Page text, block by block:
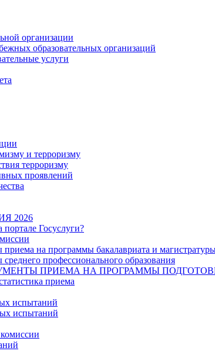
организации
образовательных организаций
услуги
и терроризму
терроризму
проявлений
2026
Госуслуги?
на программы бакалавриата и
профессионального образования
ПРИЕМА НА ПРОГРАММЫ
приема
испытаний
испытаний